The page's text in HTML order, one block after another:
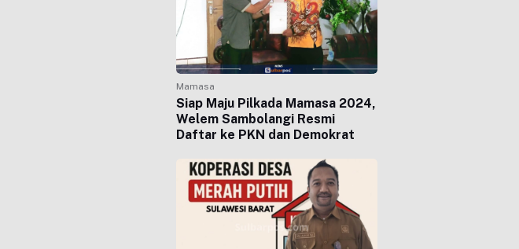
Mamasa
Siap Maju Pilkada Mamasa 2024,
Welem Sambolangi Resmi
Daftar ke PKN dan Demokrat